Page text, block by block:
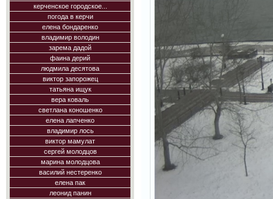
керченское городское...
погода в керчи
елена бондаренко
владимир володин
зарема дадой
фаина дерий
людмила десятова
виктор запорожец
татьяна ищук
вера коваль
светлана коношенко
елена лапченко
владимир лось
виктор мамулат
сергей молодцов
марина молодцова
василий нестеренко
елена пак
леонид панин